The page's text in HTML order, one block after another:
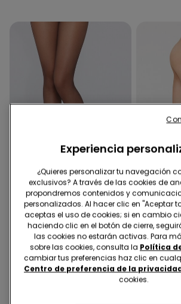
Medias 4x3
5 Colores
Medias Transparentes 20
Denier Appearance
2,99 €
Medias
5 Colores
Medias
Denier
2,99 €
Experiencia
¿Quieres personalizar tu navegación
exclusivos? A través de las cookies de
propondremos contenidos y
personalizados. Al hacer clic en "Aceptar
aceptas el uso de cookies; si en cambio
haciendo clic en el botón de cierre,
las cookies no estarán activas. Para
sobre las cookies, consulta la Política
cambiar tus preferencias haz clic en
Centro de preferencia de la
cookies.